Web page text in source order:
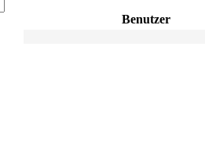
Benutzer